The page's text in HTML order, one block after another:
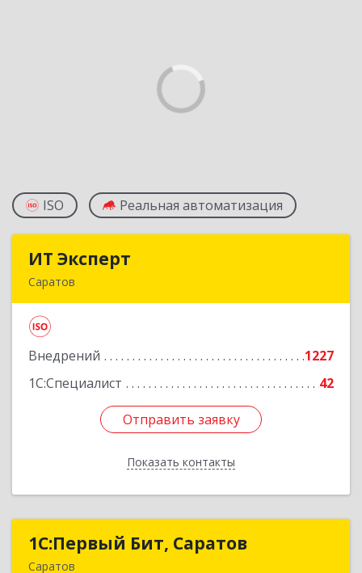
ISO Реальная автоматизация
ИТ Эксперт
Саратов
Внедрений
1227
1С:Специалист
42
Отправить заявку
Показать контакты
Подробнее
Отправить заявку
Назад
1С:Первый Бит, Саратов
Саратов
1С:Первый Бит, Саратов